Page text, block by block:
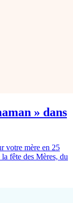
» dans
votre mère en 25
fête des Mères, du